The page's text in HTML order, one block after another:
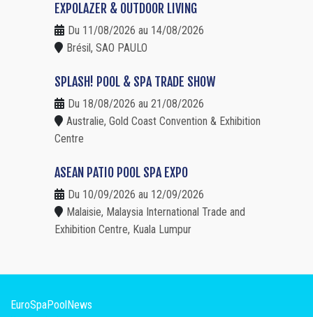
EXPOLAZER & OUTDOOR LIVING
Du 11/08/2026 au 14/08/2026
Brésil, SAO PAULO
SPLASH! POOL & SPA TRADE SHOW
Du 18/08/2026 au 21/08/2026
Australie, Gold Coast Convention & Exhibition
Centre
ASEAN PATIO POOL SPA EXPO
Du 10/09/2026 au 12/09/2026
Malaisie, Malaysia International Trade and
Exhibition Centre, Kuala Lumpur
EuroSpaPoolNews